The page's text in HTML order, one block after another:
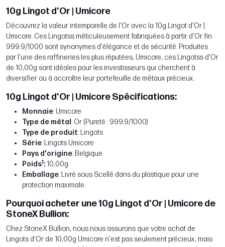
10g Lingot d'Or | Umicore
Découvrez la valeur intemporelle de l'Or avec la 10g Lingot d'Or |
Umicore. Ces Lingotss méticuleusement fabriquées à partir d'Or fin
999.9/1000 sont synonymes d'élégance et de sécurité. Produites
par l'une des raffineries les plus réputées, Umicore, ces Lingotss d'Or
de 10,00g sont idéales pour les investisseurs qui cherchent à
diversifier ou à accroître leur portefeuille de métaux précieux.
10g Lingot d'Or | Umicore Spécifications:
Monnaie: Umicore
Type de métal : Or (Pureté : 999.9/1000)
Type de produit: Lingots
Série: Lingots Umicore
Pays d'origine: Belgique
Poids1: 10,00g
Emballage: Livré sous Scellé dans du plastique pour une
protection maximale.
Pourquoi acheter une 10g Lingot d'Or | Umicore de
StoneX Bullion:
Chez StoneX Bullion, nous nous assurons que votre achat de
Lingots d'Or de 10,00g Umicore n'est pas seulement précieux, mais